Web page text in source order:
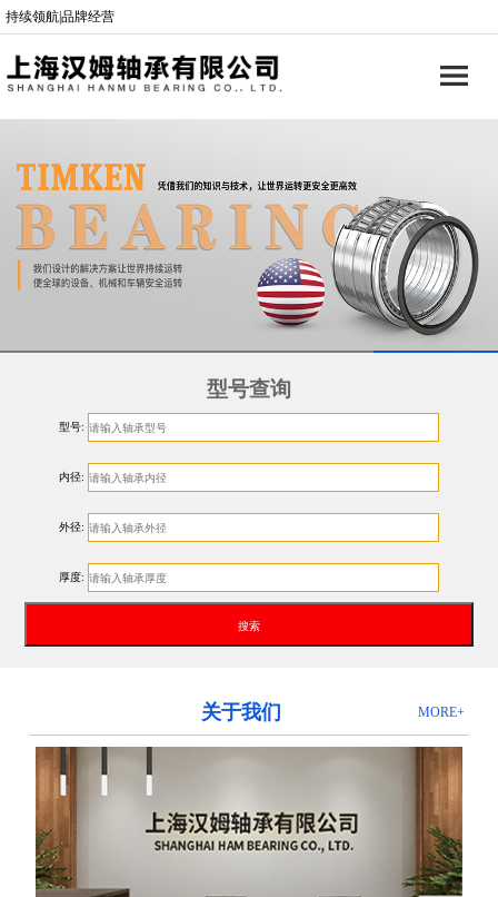
持续领航|品牌经营
型号查询
型号:
内径:
外径:
厚度:
MORE+
关于我们